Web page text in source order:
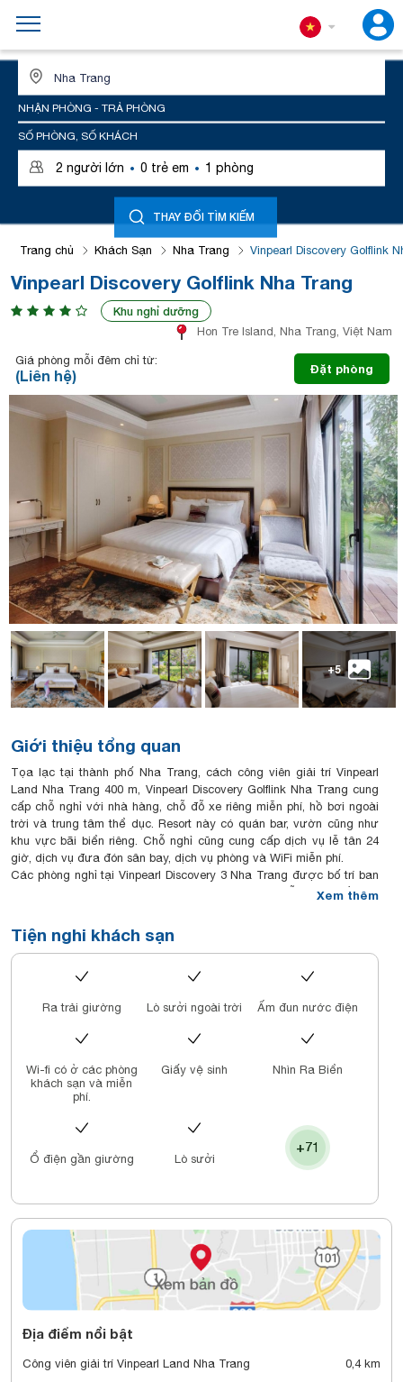
NHẬN PHÒNG - TRẢ PHÒNG
SỐ PHÒNG, SỐ KHÁCH
2 người lớn · 0 trẻ em · 1 phòng
THAY ĐỔI TÌM KIẾM
Trang chủ Khách Sạn Nha Trang Vinpearl Discovery Golflink
Vinpearl Discovery Golflink Nha Trang
Khu nghỉ dưỡng
Hon Tre Island, Nha Trang, Việt Nam
Giá phòng mỗi đêm chỉ từ:
(Liên hệ) Đặt phòng
+5
Giới thiệu tổng quan
Tọa lạc tại thành phố Nha Trang, cách công viên giải trí Vinpearl
Land Nha Trang 400 m, Vinpearl Discovery Golflink Nha Trang cung
cấp chỗ nghỉ với nhà hàng, chỗ đỗ xe riêng miễn phí, hồ bơi ngoài
trời và trung tâm thể dục. Resort này có quán bar, vườn cũng như
khu vực bãi biển riêng. Chỗ nghỉ cũng cung cấp dịch vụ lễ tân 24
giờ, dịch vụ đưa đón sân bay, dịch vụ phòng và WiFi miễn phí.
Các phòng nghỉ tại Vinpearl Discovery 3 Nha Trang được bố trí ban
công, Tại Vinpearl Discovery Golflink Nha Trang, mỗi phòng đều có
Chỗ nghỉ phục vụ bữa sáng kiểu lục địa hoặc tự chọn.
Vinpearl Discovery Golflink Nha Trang có sân hiên.
Resort nằm cách Dinh Bảo Đại 3 km và Viện Hải dương học 3,3 km.
Sân bay gần nhất là sân bay quốc tế Cam Ranh, nằm trong bán
Xem thêm
Tiện nghi khách sạn
Ra trải giường Lò sưởi ngoài trời Ấm đun nước điện
Wi-fi có ở các phòng
khách sạn và miễn
phí.
Giấy vệ sinh Nhìn Ra Biển
Ổ điện gần giường Lò sưởi
+71
Địa điểm nổi bật
Công viên giải trí Vinpearl Land Nha Trang
0,4 km